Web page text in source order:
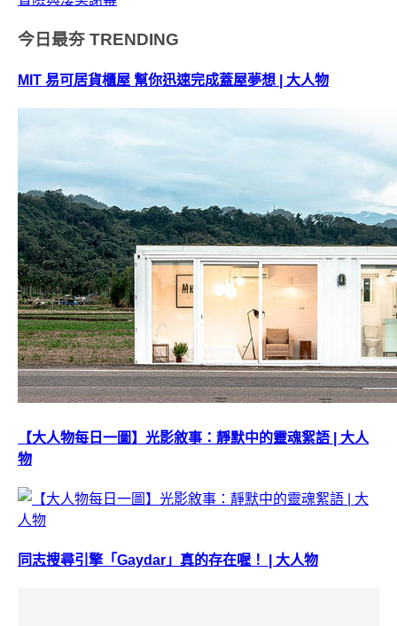
今日最夯 TRENDING
MIT 易可居貨櫃屋 幫你迅速完成蓋屋夢想 | 大人物
【大人物每日一圖】光影敘事：靜默中的靈魂絮語 | 大人
物
同志搜尋引擎「Gaydar」真的存在喔！ | 大人物